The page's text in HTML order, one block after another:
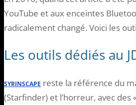
YouTube et aux enceintes
radicalement changé. Voici les
Les outils dédiés au
SYRINSCAPE reste la référence du
(Starfinder) et l’horreur, avec